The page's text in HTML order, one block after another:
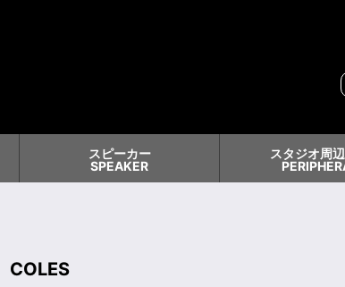
スピーカー
SPEAKER
スタジオ周
COLES